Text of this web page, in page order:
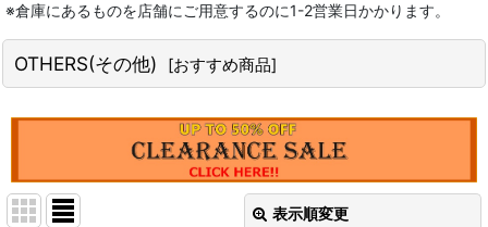
※倉庫にあるものを店舗にご用意するのに1-2営業日かかります。
OTHERS(その他) [おすすめ商品]
表示順変更